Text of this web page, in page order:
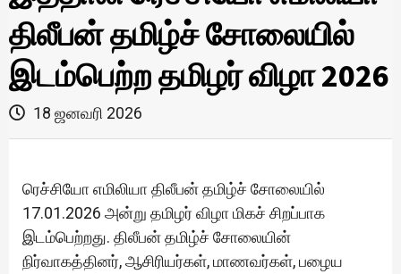
திலீபன் தமிழ்ச் சோலையில்
இடம்பெற்ற தமிழர் விழா 2026
18 ஜனவரி 2026
ரெச்சியோ எமிலியா திலீபன் தமிழ்ச் சோலையில்
17.01.2026 அன்று தமிழர் விழா மிகச் சிறப்பாக
இடம்பெற்றது. திலீபன் தமிழ்ச் சோலையின்
நிர்வாகத்தினர், ஆசிரியர்கள், மாணவர்கள், பழைய